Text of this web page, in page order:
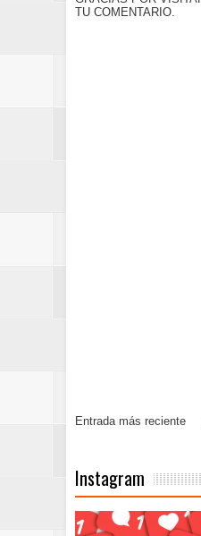
TU COMENTARIO.
Entrada más reciente
Instagram